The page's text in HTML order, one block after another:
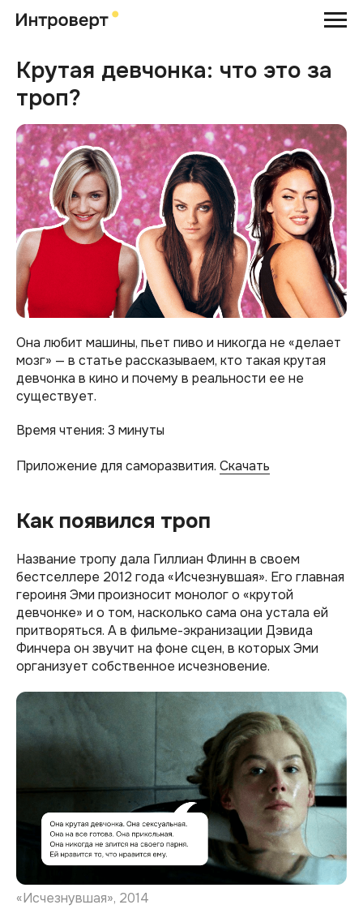
Крутая девчонка: что это за
троп?
Она любит машины, пьет пиво и никогда не «делает
мозг» — в статье рассказываем, кто такая крутая
девчонка в кино и почему в реальности ее не
существует.
Время чтения: 3 минуты
Приложение для саморазвития. Скачать
Как появился троп
Название тропу дала Гиллиан Флинн в своем
бестселлере 2012 года «Исчезнувшая». Его главная
героиня Эми произносит монолог о «крутой
девчонке» и о том, насколько сама она устала ей
притворяться. А в фильме-экранизации Дэвида
Финчера он звучит на фоне сцен, в которых Эми
организует собственное исчезновение.
«Исчезнувшая», 2014